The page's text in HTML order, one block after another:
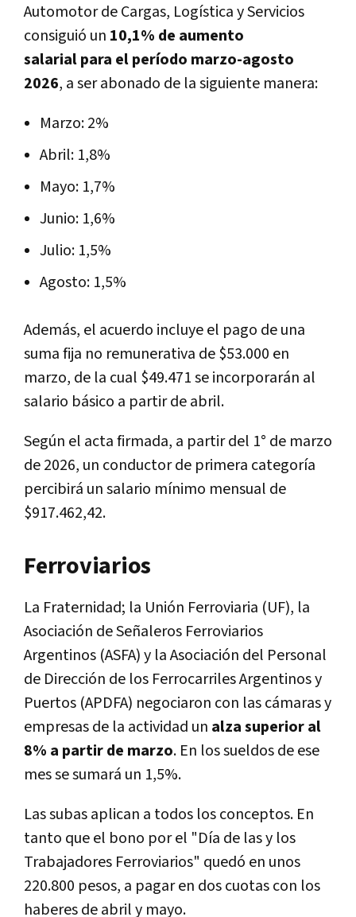
Automotor de Cargas, Logística y Servicios
consiguió un 10,1% de aumento
salarial para el período marzo-agosto
2026, a ser abonado de la siguiente manera:
Marzo: 2%
Abril: 1,8%
Mayo: 1,7%
Junio: 1,6%
Julio: 1,5%
Agosto: 1,5%
Además, el acuerdo incluye el pago de una
suma fija no remunerativa de $53.000 en
marzo, de la cual $49.471 se incorporarán al
salario básico a partir de abril.
Según el acta firmada, a partir del 1° de marzo
de 2026, un conductor de primera categoría
percibirá un salario mínimo mensual de
$917.462,42.
Ferroviarios
La Fraternidad; la Unión Ferroviaria (UF), la
Asociación de Señaleros Ferroviarios
Argentinos (ASFA) y la Asociación del Personal
de Dirección de los Ferrocarriles Argentinos y
Puertos (APDFA) negociaron con las cámaras y
empresas de la actividad un alza superior al
8% a partir de marzo. En los sueldos de ese
mes se sumará un 1,5%.
Las subas aplican a todos los conceptos. En
tanto que el bono por el "Día de las y los
Trabajadores Ferroviarios" quedó en unos
220.800 pesos, a pagar en dos cuotas con los
haberes de abril y mayo.